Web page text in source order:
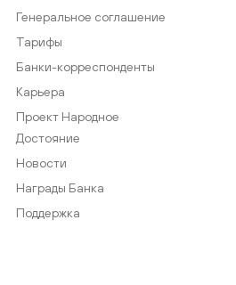
Генеральное соглашение
Тарифы
Банки-корреспонденты
Карьера
Проект Народное
Достояние
Новости
Награды Банка
Поддержка